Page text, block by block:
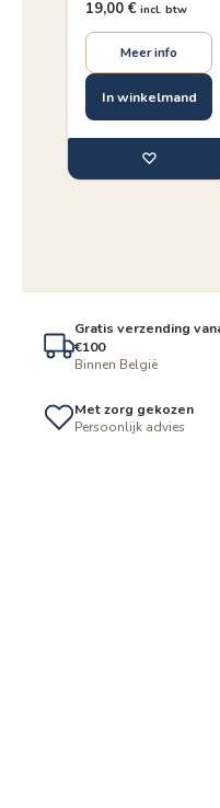
19,00 € incl. btw
Meer info
In winkelmand
♡
Gratis verzending
€100
Binnen België
Met zorg gekozen
Persoonlijk advies